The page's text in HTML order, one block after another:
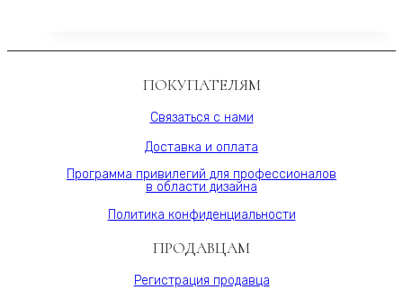
NOTTI
Varman.pro
ПОКУПАТЕЛЯМ
Связаться с нами
Доставка и оплата
Программа привилегий для профессионалов
в области дизайна
Политика конфиденциальности
ПРОДАВЦАМ
Регистрация продавца